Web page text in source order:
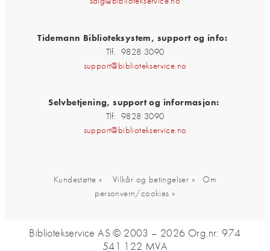
Tidemann Biblioteksystem, support og info:
Tlf. 9828 3090
support@bibliotekservice.no
Selvbetjening, support og informasjon:
Tlf: 9828 3090
support@bibliotekservice.no
Kundestøtte » Vilkår og betingelser »
Om
personvern/cookies »
Bibliotekservice AS © 2003 – 2026 Org.nr: 974
541 122 MVA